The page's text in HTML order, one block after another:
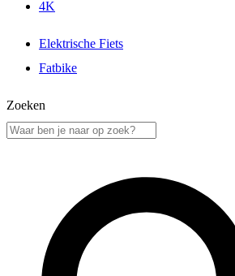
4K
Elektrische Fiets
Fatbike
Zoeken